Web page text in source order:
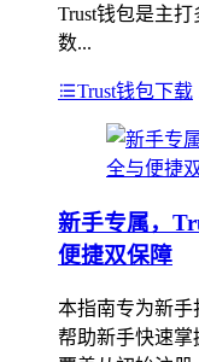
Trust钱包是主
数...
Trust钱包下载
新手专属，
便捷双保障
本指南专为新手
帮助新手快速掌